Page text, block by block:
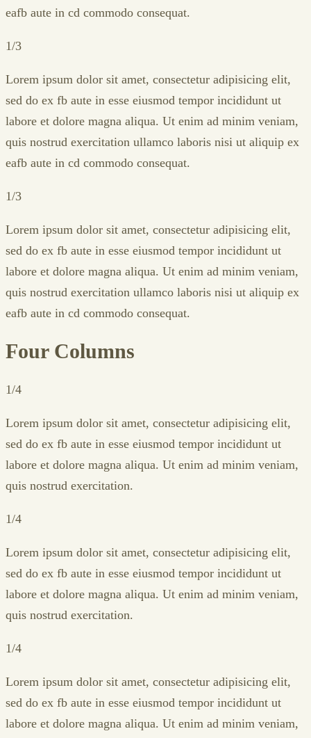
eafb aute in cd commodo consequat.
1/3
Lorem ipsum dolor sit amet, consectetur adipisicing elit,
sed do ex fb aute in esse eiusmod tempor incididunt ut
labore et dolore magna aliqua. Ut enim ad minim veniam,
quis nostrud exercitation ullamco laboris nisi ut aliquip ex
eafb aute in cd commodo consequat.
1/3
Lorem ipsum dolor sit amet, consectetur adipisicing elit,
sed do ex fb aute in esse eiusmod tempor incididunt ut
labore et dolore magna aliqua. Ut enim ad minim veniam,
quis nostrud exercitation ullamco laboris nisi ut aliquip ex
eafb aute in cd commodo consequat.
Four Columns
1/4
Lorem ipsum dolor sit amet, consectetur adipisicing elit,
sed do ex fb aute in esse eiusmod tempor incididunt ut
labore et dolore magna aliqua. Ut enim ad minim veniam,
quis nostrud exercitation.
1/4
Lorem ipsum dolor sit amet, consectetur adipisicing elit,
sed do ex fb aute in esse eiusmod tempor incididunt ut
labore et dolore magna aliqua. Ut enim ad minim veniam,
quis nostrud exercitation.
1/4
Lorem ipsum dolor sit amet, consectetur adipisicing elit,
sed do ex fb aute in esse eiusmod tempor incididunt ut
labore et dolore magna aliqua. Ut enim ad minim veniam,